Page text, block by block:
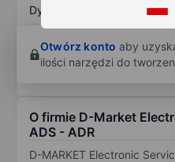
Dywidenda na akcję
własnego
Otwórz konto aby
ilości narzędzi do
O firmie D-Market
ADS - ADR
D-MARKET Electronic